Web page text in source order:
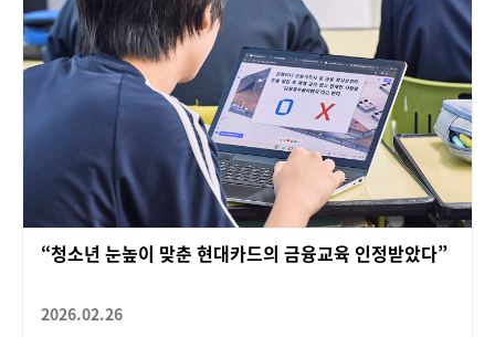
“청소년 눈높이 맞춘 현대카드의 금융교육 인정받았다”
2026.02.26